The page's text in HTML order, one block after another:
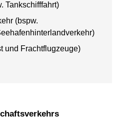
Tankschifffahrt)
(bspw.
und Frachtflugzeuge)